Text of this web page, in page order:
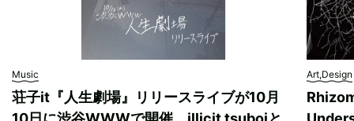
Music
荘子it『人生劇場』リリースライブが10月
Art,Design